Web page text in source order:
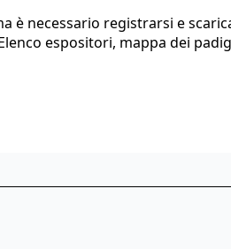
è necessario registrarsi e
espositori, mappa dei